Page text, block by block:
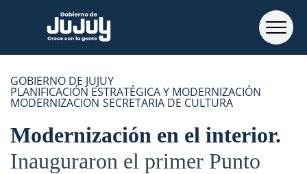
GOBIERNO DE JUJUY
PLANIFICACIÓN ESTRATÉGICA Y MODERNIZACIÓN
MODERNIZACION SECRETARIA DE CULTURA
Modernización en el interior
Inauguraron el primer Punto